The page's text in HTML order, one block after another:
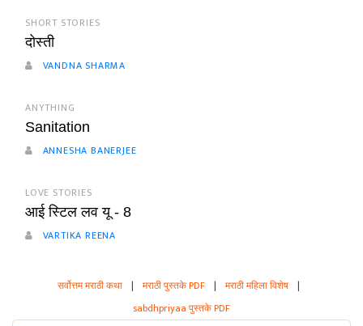
SHORT STORIES
दोस्ती
VANDNA SHARMA
ANYTHING
Sanitation
ANNESHA BANERJEE
LOVE STORIES
आई स्टिल लव यू - 8
VARTIKA REENA
सर्वोत्तम मराठी कथा | मराठी पुस्तके PDF | मराठी महिला विशेष |
sabdhpriyaa पुस्तके PDF